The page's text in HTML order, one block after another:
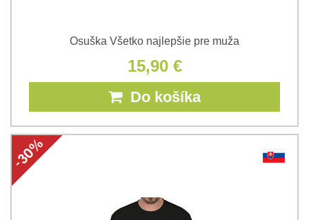
Osuška Všetko najlepšie pre muža
15,90 €
Do košíka